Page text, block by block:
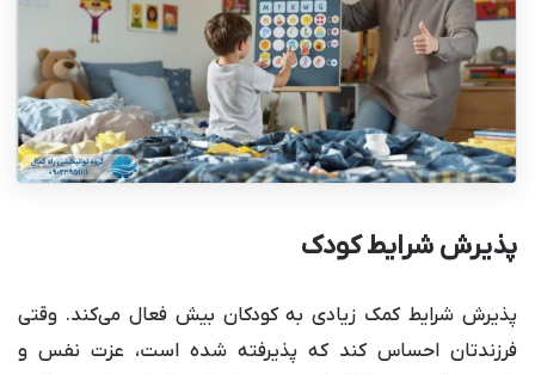
پذیرش شرایط کودک
پذیرش شرایط کمک زیادی به کودکان بیش فعال می‌کند. وقتی
فرزندتان احساس کند که پذیرفته شده است، عزت نفس و